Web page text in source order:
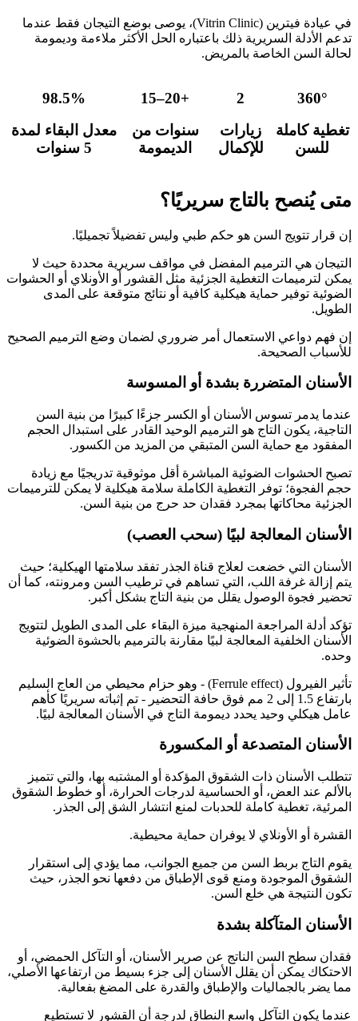
في عيادة فيترين (Vitrin Clinic)، يوصى بوضع التيجان فقط عندما
تدعم الأدلة السريرية ذلك باعتباره الحل الأكثر ملاءمة وديمومة
لحالة السن الخاصة بالمريض.
98.5%
معدل البقاء لمدة
5 سنوات
15–20+
سنوات من
الديمومة
2
زيارات
للإكمال
360°
تغطية كاملة
للسن
متى يُنصح بالتاج سريريًا؟
إن قرار تتويج السن هو حكم طبي وليس تفضيلاً تجميليًا.
التيجان هي الترميم المفضل في مواقف سريرية محددة حيث لا
يمكن لترميمات التغطية الجزئية مثل القشور أو الأونلاي أو الحشوات
الضوئية توفير حماية هيكلية كافية أو نتائج متوقعة على المدى
الطويل.
إن فهم دواعي الاستعمال أمر ضروري لضمان وضع الترميم الصحيح
للأسباب الصحيحة.
الأسنان المتضررة بشدة أو المسوسة
عندما يدمر تسوس الأسنان أو الكسر جزءًا كبيرًا من بنية السن
التاجية، يكون التاج هو الترميم الوحيد القادر على استبدال الحجم
المفقود مع حماية السن المتبقي من المزيد من الكسور.
تصبح الحشوات الضوئية المباشرة أقل موثوقية تدريجيًا مع زيادة
حجم الفجوة؛ توفر التغطية الكاملة سلامة هيكلية لا يمكن للترميمات
الجزئية محاكاتها بمجرد فقدان حد حرج من بنية السن.
الأسنان المعالجة لبيًا (سحب العصب)
الأسنان التي خضعت لعلاج قناة الجذر تفقد سلامتها الهيكلية؛ حيث
يتم إزالة غرفة اللب، التي تساهم في ترطيب السن ومرونته، كما أن
تحضير فجوة الوصول يقلل من بنية التاج بشكل أكبر.
تؤكد أدلة المراجعة المنهجية ميزة البقاء على المدى الطويل لتتويج
الأسنان الخلفية المعالجة لبيًا مقارنة بالترميم بالحشوة الضوئية
وحده.
تأثير الفيرول (Ferrule effect) - وهو حزام محيطي من العاج السليم
بارتفاع 1.5 إلى 2 مم فوق حافة التحضير - تم إثباته سريريًا كأهم
عامل هيكلي وحيد يحدد ديمومة التاج في الأسنان المعالجة لبيًا.
الأسنان المتصدعة أو المكسورة
تتطلب الأسنان ذات الشقوق المؤكدة أو المشتبه بها، والتي تتميز
بالألم عند العض، أو الحساسية لدرجات الحرارة، أو خطوط الشقوق
المرئية، تغطية كاملة للحدبات لمنع انتشار الشق إلى الجذر.
القشرة أو الأونلاي لا يوفران حماية محيطية.
يقوم التاج بربط السن من جميع الجوانب، مما يؤدي إلى استقرار
الشقوق الموجودة ومنع قوى الإطباق من دفعها نحو الجذر، حيث
تكون النتيجة هي خلع السن.
الأسنان المتآكلة بشدة
فقدان سطح السن الناتج عن صرير الأسنان، أو التآكل الحمضي، أو
الاحتكاك يمكن أن يقلل الأسنان إلى جزء بسيط من ارتفاعها الأصلي،
مما يضر بالجماليات والإطباق والقدرة على المضغ بفعالية.
عندما يكون التآكل واسع النطاق لدرجة أن القشور لا تستطيع